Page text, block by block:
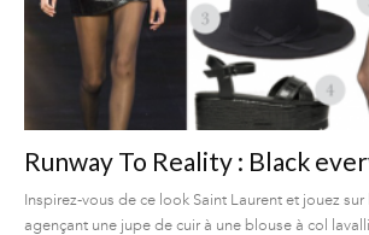
Runway To Reality : Black
Inspirez-vous de ce look Saint Laurent et jouez sur
agençant une jupe de cuir à une blouse à col